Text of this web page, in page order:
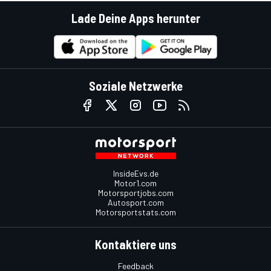
Lade Deine Apps herunter
Soziale Netzwerke
InsideEvs.de
Motor1.com
Motorsportjobs.com
Autosport.com
Motorsportstats.com
Kontaktiere uns
Feedback